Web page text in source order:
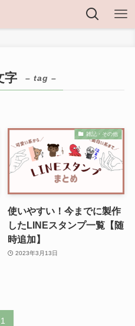
字 – tag –
雑記・その他
使いやすい！今までに製作
したLINEスタンプ一覧【随
時追加】
2023年3月13日
1